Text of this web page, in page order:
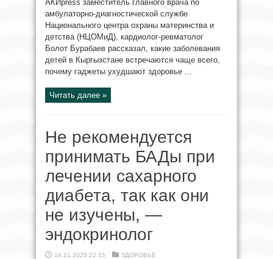
AКИpress заместитель главного врача по
амбулаторно-диагностической службе
Национального центра охраны материнства и
детства (НЦОМиД), кардиолог-ревматолог
Болот Бурабаев рассказал, какие заболевания
детей в Кыргызстане встречаются чаще всего,
почему гаджеты ухудшают здоровье ...
Читать далее »
Не рекомендуется
принимать БАДы при
лечении сахарного
диабета, так как они
не изучены, —
эндокринолог
14.11.2025 22:15 ЗДОРОВЬЕ